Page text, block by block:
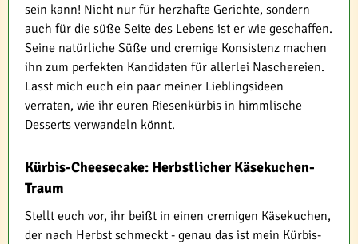
sein kann! Nicht nur für herzhafte Gerichte, sondern
auch für die süße Seite des Lebens ist er wie geschaffen.
Seine natürliche Süße und cremige Konsistenz machen
ihn zum perfekten Kandidaten für allerlei Naschereien.
Lasst mich euch ein paar meiner Lieblingsideen
verraten, wie ihr euren Riesenkürbis in himmlische
Desserts verwandeln könnt.
Kürbis-Cheesecake: Herbstlicher Käsekuchen-
Traum
Stellt euch vor, ihr beißt in einen cremigen Käsekuchen,
der nach Herbst schmeckt - genau das ist mein Kürbis-